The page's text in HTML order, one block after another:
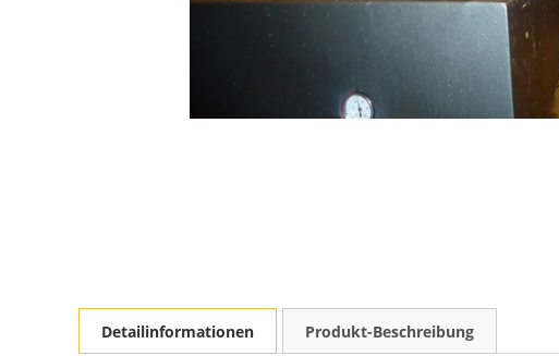
Detailinformationen Produkt-Beschreibung